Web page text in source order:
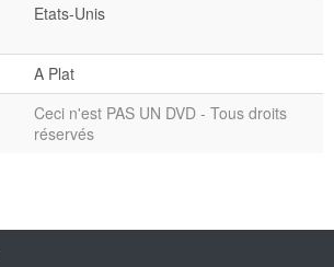
Etats-Unis
A Plat
Ceci n'est PAS UN DVD - Tous droits
réservés